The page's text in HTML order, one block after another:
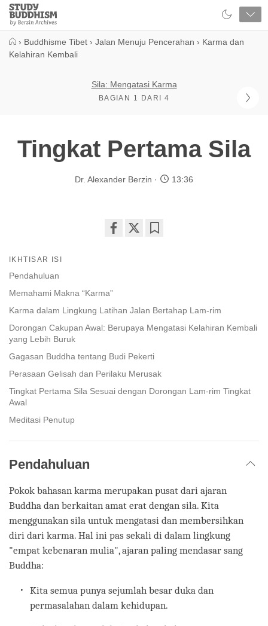
Close
Study
Buddhism
› Buddhisme Tibet › Jalan Menuju Pencerahan › Karma dan
Kelahiran Kembali
Sila: Mengatasi Karma
BAGIAN 1 DARI 4
Tingkat Pertama Sila
Dr. Alexander Berzin 13:36
IKHTISAR ISI
Pendahuluan
Memahami Makna “Karma”
Karma dalam Lingkung Latihan Jalan Bertahap Lam-rim
Dorongan Cakupan Awal: Berupaya Mengatasi Kelahiran Kembali
yang Lebih Buruk
Gagasan Buddha tentang Budi Pekerti
Perasaan Gelisah dan Perilaku Merusak
Tingkat Pertama Sila Sesuai dengan Dorongan Lam-rim Tingkat
Awal
Meditasi Penutup
Pendahuluan
Pokok bahasan karma merupakan pusat dari ajaran
Buddha dan berkaitan amat erat dengan sila. Kita
menggunakan sila untuk mengatasi dan membersihkan
diri dari karma. Hal ini pas sekali di dalam lingkung
"empat kebenaran mulia", ajaran paling mendasar sang
Buddha:
Kita semua punya sejumlah besar duka dan
permasalahan dalam kehidupan.